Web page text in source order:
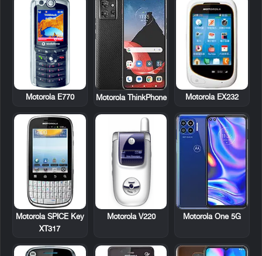
Motorola EX232
Motorola ThinkPhone
Motorola E770
Motorola One 5G
Motorola V220
Motorola SPICE Key
XT317